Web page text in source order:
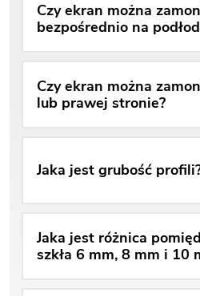
Czy ekran można
bezpośrednio na
Czy ekran można
lub prawej stronie?
Jaka jest grubość
Jaka jest różnica
szkła 6 mm, 8 mm i 10